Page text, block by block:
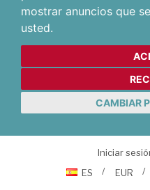
mostrar anuncios que
usted.
CAMBIAR
Iniciar
ES
EUR